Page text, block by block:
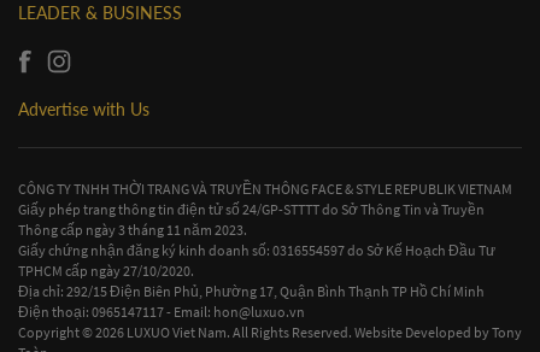
LEADER & BUSINESS
Advertise with Us
CÔNG TY TNHH THỜI TRANG VÀ TRUYỀN THÔNG FACE & STYLE REPUBLIK VIETNAM
Giấy phép trang thông tin điện tử số 24/GP-STTTT do Sở Thông Tin và Truyền
Thông cấp ngày 3 tháng 11 năm 2023.
Giấy chứng nhận đăng ký kinh doanh số: 0316554597 do Sở Kế Hoạch Đầu Tư
TPHCM cấp ngày 27/10/2020.
Địa chỉ: 292/15 Điện Biên Phủ, Phường 17, Quận Bình Thạnh TP Hồ Chí Minh
Điện thoại: 0965147117 - Email: hon@luxuo.vn
Copyright © 2026 LUXUO Viet Nam. All Rights Reserved. Website Developed byTony